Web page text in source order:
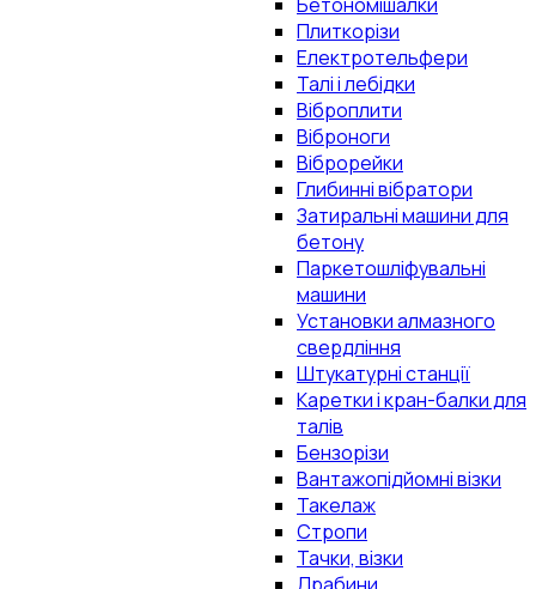
Плиткорізи
Електротельфери
Талі і лебідки
Віброплити
Віброноги
Віброрейки
Глибинні вібратори
Затиральні машини для
бетону
Паркетошліфувальні
машини
Установки алмазного
свердління
Штукатурні станції
Каретки і кран-балки для
талів
Бензорізи
Вантажопідйомні візки
Такелаж
Стропи
Тачки, візки